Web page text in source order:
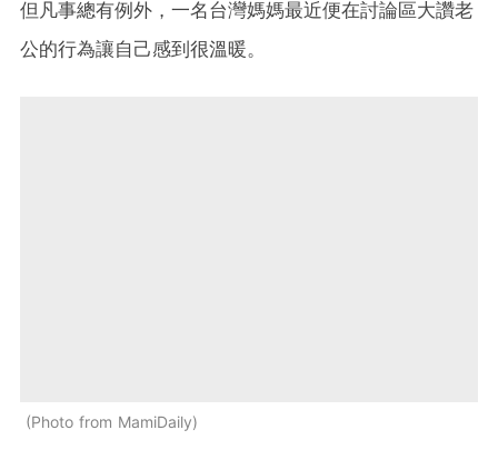
但凡事總有例外，一名台灣媽媽最近便在討論區大讚老
公的行為讓自己感到很溫暖。
Photo from MamiDaily